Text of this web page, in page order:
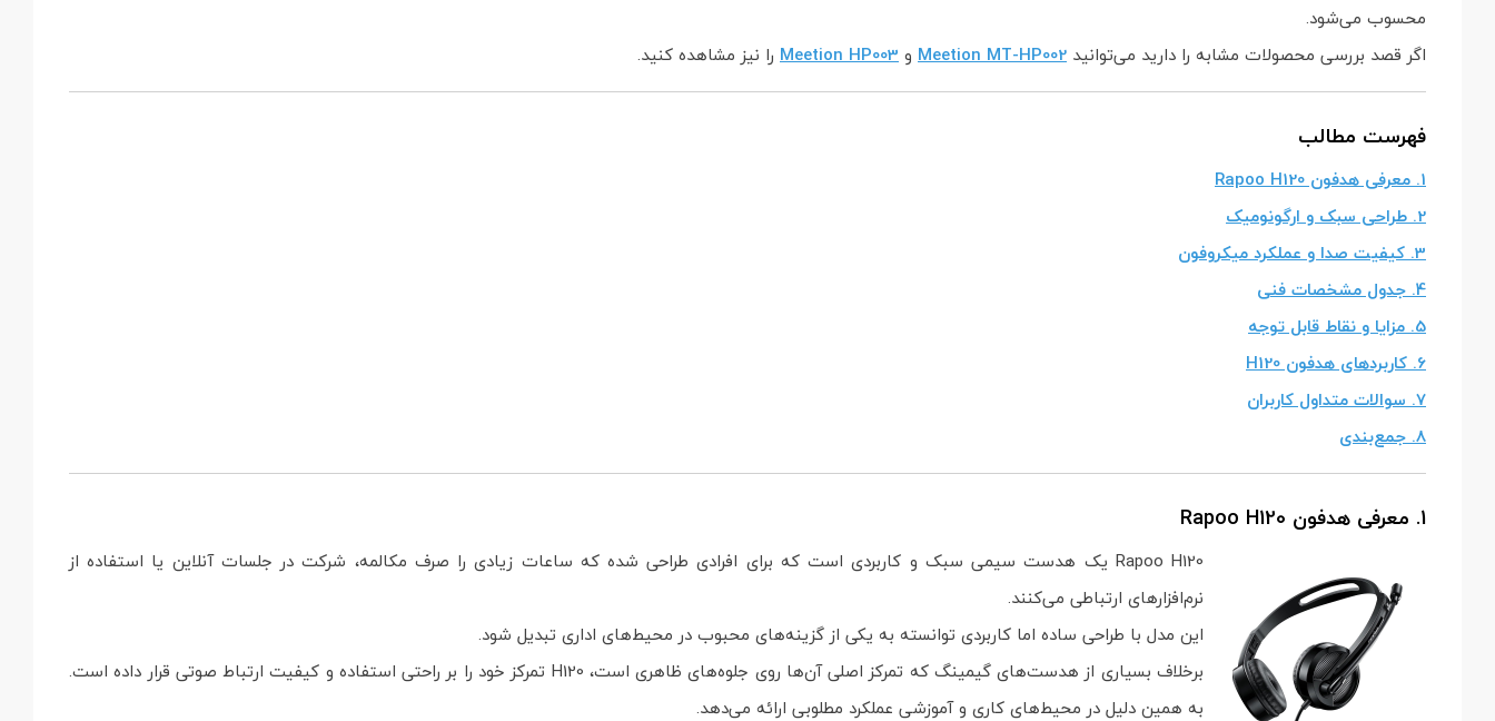
محسوب می‌شود.
اگر قصد بررسی محصولات مشابه را دارید می‌توانید Meetion MT-HP002 وMeetion HP003 را نیز مشاهده کنید.
فهرست مطالب
1. معرفی هدفون Rapoo H120
2. طراحی سبک و ارگونومیک
3. کیفیت صدا و عملکرد میکروفون
4. جدول مشخصات فنی
5. مزایا و نقاط قابل توجه
6. کاربردهای هدفون H120
7. سوالات متداول کاربران
8. جمع‌بندی
1. معرفی هدفون Rapoo H120
Rapoo H120 یک هدست سیمی سبک و کاربردی است که برای افرادی طراحی شده که ساعات زیادی را صرف مکالمه، شرکت در جلسات آنلاین یا استفاده از
نرم‌افزارهای ارتباطی می‌کنند.
این مدل با طراحی ساده اما کاربردی توانسته به یکی از گزینه‌های محبوب در محیط‌های اداری تبدیل شود.
برخلاف بسیاری از هدست‌های گیمینگ که تمرکز اصلی آن‌ها روی جلوه‌های ظاهری است، H120 تمرکز خود را بر راحتی استفاده و کیفیت ارتباط صوتی قرار داده است.
به همین دلیل در محیط‌های کاری و آموزشی عملکرد مطلوبی ارائه می‌دهد.